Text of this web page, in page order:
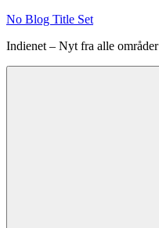
Videre
indhold
No Blog Title Set
Indienet – Nyt fra alle områder